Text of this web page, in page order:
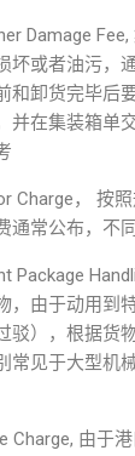
Damage
坏或者油污，
和卸货完毕后
并在集装箱单
Charge， 按
通常公布，不
Package
，由于动用到
驳），根据货
常见于大型机
Charge, 由于